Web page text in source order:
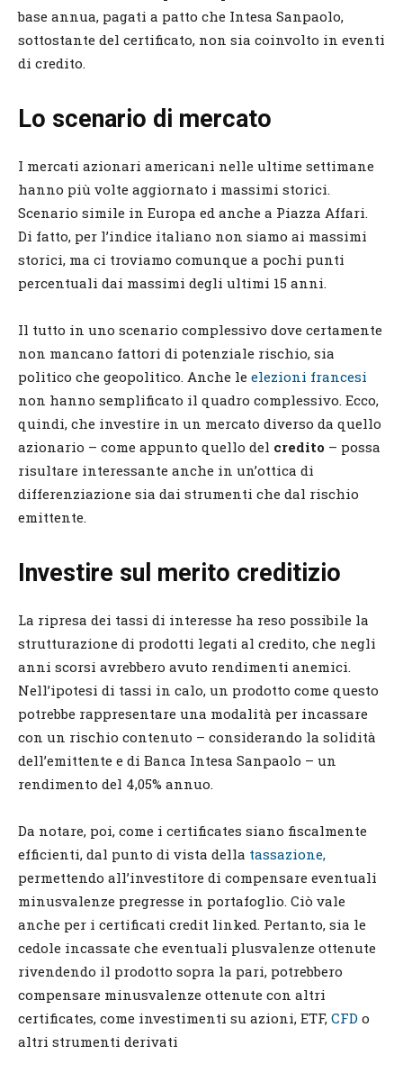
base annua, pagati a patto che Intesa Sanpaolo,
sottostante del certificato, non sia coinvolto in eventi
di credito.
Lo scenario di mercato
I mercati azionari americani nelle ultime settimane
hanno più volte aggiornato i massimi storici.
Scenario simile in Europa ed anche a Piazza Affari.
Di fatto, per l’indice italiano non siamo ai massimi
storici, ma ci troviamo comunque a pochi punti
percentuali dai massimi degli ultimi 15 anni.
Il tutto in uno scenario complessivo dove certamente
non mancano fattori di potenziale rischio, sia
politico che geopolitico. Anche le elezioni francesi
non hanno semplificato il quadro complessivo. Ecco,
quindi, che investire in un mercato diverso da quello
azionario – come appunto quello del credito – possa
risultare interessante anche in un’ottica di
differenziazione sia dai strumenti che dal rischio
emittente.
Investire sul merito creditizio
La ripresa dei tassi di interesse ha reso possibile la
strutturazione di prodotti legati al credito, che negli
anni scorsi avrebbero avuto rendimenti anemici.
Nell’ipotesi di tassi in calo, un prodotto come questo
potrebbe rappresentare una modalità per incassare
con un rischio contenuto – considerando la solidità
dell’emittente e di Banca Intesa Sanpaolo – un
rendimento del 4,05% annuo.
Da notare, poi, come i certificates siano fiscalmente
efficienti, dal punto di vista della tassazione,
permettendo all’investitore di compensare eventuali
minusvalenze pregresse in portafoglio. Ciò vale
anche per i certificati credit linked. Pertanto, sia le
cedole incassate che eventuali plusvalenze ottenute
rivendendo il prodotto sopra la pari, potrebbero
compensare minusvalenze ottenute con altri
certificates, come investimenti su azioni, ETF, CFD o
altri strumenti derivati